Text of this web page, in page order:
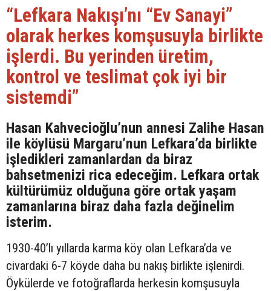
“Lefkara Nakışı’nı “Ev Sanayi”
olarak herkes komşusuyla birlikte
işlerdi. Bu yerinden üretim,
kontrol ve teslimat çok iyi bir
sistemdi”
Hasan Kahvecioğlu’nun annesi Zalihe Hasan
ile köylüsü Margaru’nun Lefkara’da birlikte
işledikleri zamanlardan da biraz
bahsetmenizi rica edeceğim. Lefkara ortak
kültürümüz olduğuna göre ortak yaşam
zamanlarına biraz daha fazla değinelim
isterim.
1930-40’lı yıllarda karma köy olan Lefkara’da ve
civardaki 6-7 köyde daha bu nakış birlikte işlenirdi.
Öykülerde ve fotoğraflarda herkesin komşusuyla